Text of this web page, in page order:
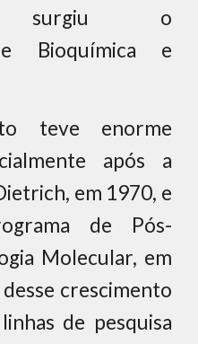
surgiu o
Bioquímica e
teve enorme
após a
em 1970, e
de Pós-
Molecular, em
crescimento
de pesquisa